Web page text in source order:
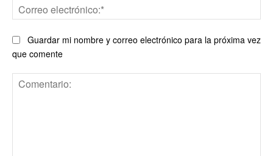
Guardar mi nombre y correo electrónico para la próxima vez
que comente